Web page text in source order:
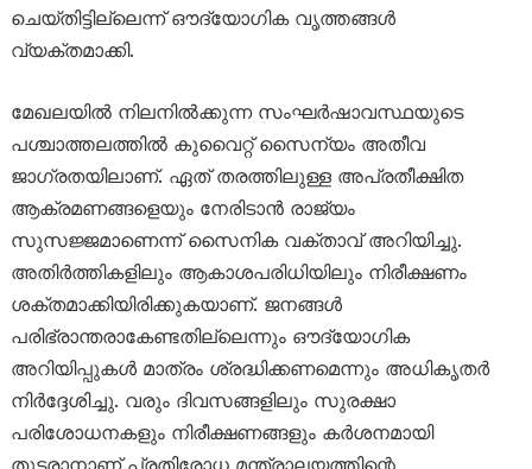
ചെയ്തിട്ടില്ലെന്ന് ഔദ്യോഗിക വൃത്തങ്ങൾ
വ്യക്തമാക്കി.
മേഖലയിൽ നിലനിൽക്കുന്ന സംഘർഷാവസ്ഥയുടെ
പശ്ചാത്തലത്തിൽ കുവൈറ്റ് സൈന്യം അതീവ
ജാഗ്രതയിലാണ്. ഏത് തരത്തിലുള്ള അപ്രതീക്ഷിത
ആക്രമണങ്ങളെയും നേരിടാൻ രാജ്യം
സുസജ്ജമാണെന്ന് സൈനിക വക്താവ് അറിയിച്ചു.
അതിർത്തികളിലും ആകാശപരിധിയിലും നിരീക്ഷണം
ശക്തമാക്കിയിരിക്കുകയാണ്. ജനങ്ങൾ
പരിഭ്രാന്തരാകേണ്ടതില്ലെന്നും ഔദ്യോഗിക
അറിയിപ്പുകൾ മാത്രം ശ്രദ്ധിക്കണമെന്നും അധികൃതർ
നിർദ്ദേശിച്ചു. വരും ദിവസങ്ങളിലും സുരക്ഷാ
പരിശോധനകളും നിരീക്ഷണങ്ങളും കർശനമായി